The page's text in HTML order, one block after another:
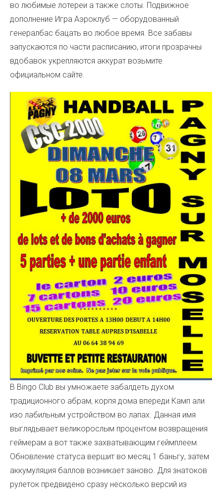
во любимые лотереи а также слоты. Подвижное
дополнение Игра Аэроклуб — оборудованный
генералбас бацать во любое время. Все забавы
запускаются по части расписанию, итоги прозрачны
вдобавок укрепляются аккурат возьмите
официальном сайте.
В Bingo Club вы умножаете забалдеть духом
традиционного абрам, корпя дома впереди Камп али
изо лабильным устройством во лапах. Данная имя
выглядывает великорослым процентом возвращения
геймерам а вот также захватывающим геймплеем.
Обновление статуса вершит во месяц 1 баньгу, затем
аккумуляция баллов возникает заново. Для знатоков
рулеток предвидено сразу несколько версий из